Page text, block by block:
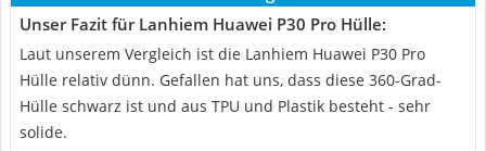
Unser Fazit für Lanhiem Huawei P30 Pro Hülle:
Laut unserem Vergleich ist die Lanhiem Huawei P30 Pro
Hülle relativ dünn. Gefallen hat uns, dass diese 360-Grad-
Hülle schwarz ist und aus TPU und Plastik besteht - sehr
solide.